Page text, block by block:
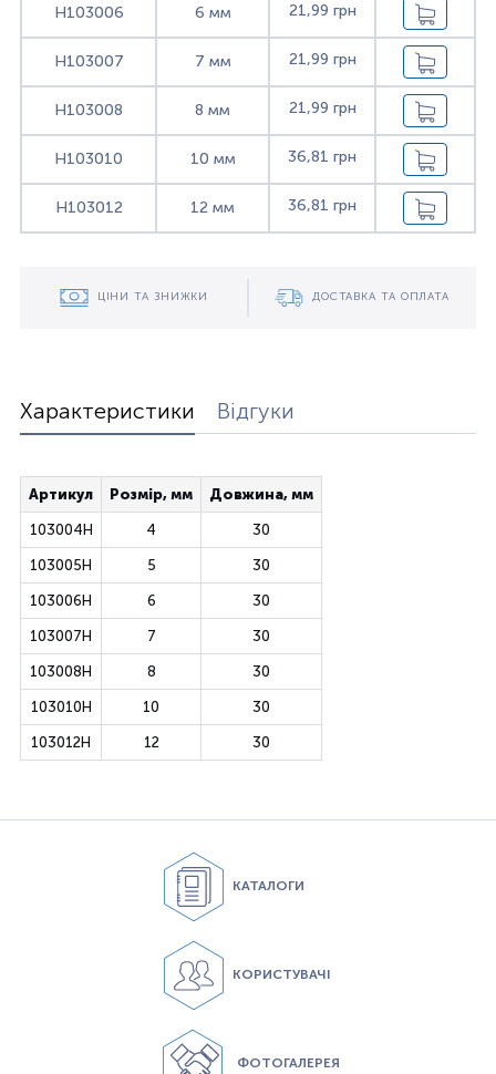
H103006 6 мм 21,99 грн
H103007 7 мм 21,99 грн
H103008 8 мм 21,99 грн
H103010 10 мм 36,81 грн
H103012 12 мм 36,81 грн
ЦІНИ ТА ЗНИЖКИ ДОСТАВКА ТА ОПЛАТА
Характеристики Відгуки
Артикул Розмір, мм Довжина, мм
103004H 4 30
103005H 5 30
103006H 6 30
103007H 7 30
103008H 8 30
103010H 10 30
103012H 12 30
КАТАЛОГИ
КОРИСТУВАЧІ
ФОТОГАЛЕРЕЯ